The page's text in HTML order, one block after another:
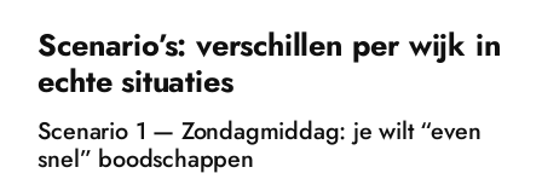
Scenario’s: verschillen per wijk in
echte situaties
Scenario 1 — Zondagmiddag: je wilt “even
snel” boodschappen